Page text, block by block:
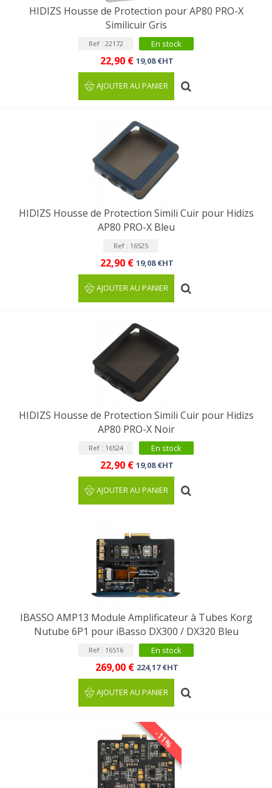
HIDIZS Housse de Protection pour AP80 PRO-X
Similicuir Gris
Ref : 22172 En stock
22,90 € 19,08 €HT
AJOUTER AU PANIER
HIDIZS Housse de Protection Simili Cuir pour Hidizs
AP80 PRO-X Bleu
Ref : 16525
22,90 € 19,08 €HT
AJOUTER AU PANIER
HIDIZS Housse de Protection Simili Cuir pour Hidizs
AP80 PRO-X Noir
Ref : 16524 En stock
22,90 € 19,08 €HT
AJOUTER AU PANIER
IBASSO AMP13 Module Amplificateur à Tubes Korg
Nutube 6P1 pour iBasso DX300 / DX320 Bleu
Ref : 16516 En stock
269,00 € 224,17 €HT
AJOUTER AU PANIER
-11%